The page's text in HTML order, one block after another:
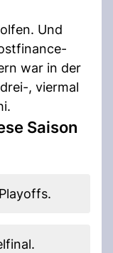
Und
war in der
, viermal
Saison